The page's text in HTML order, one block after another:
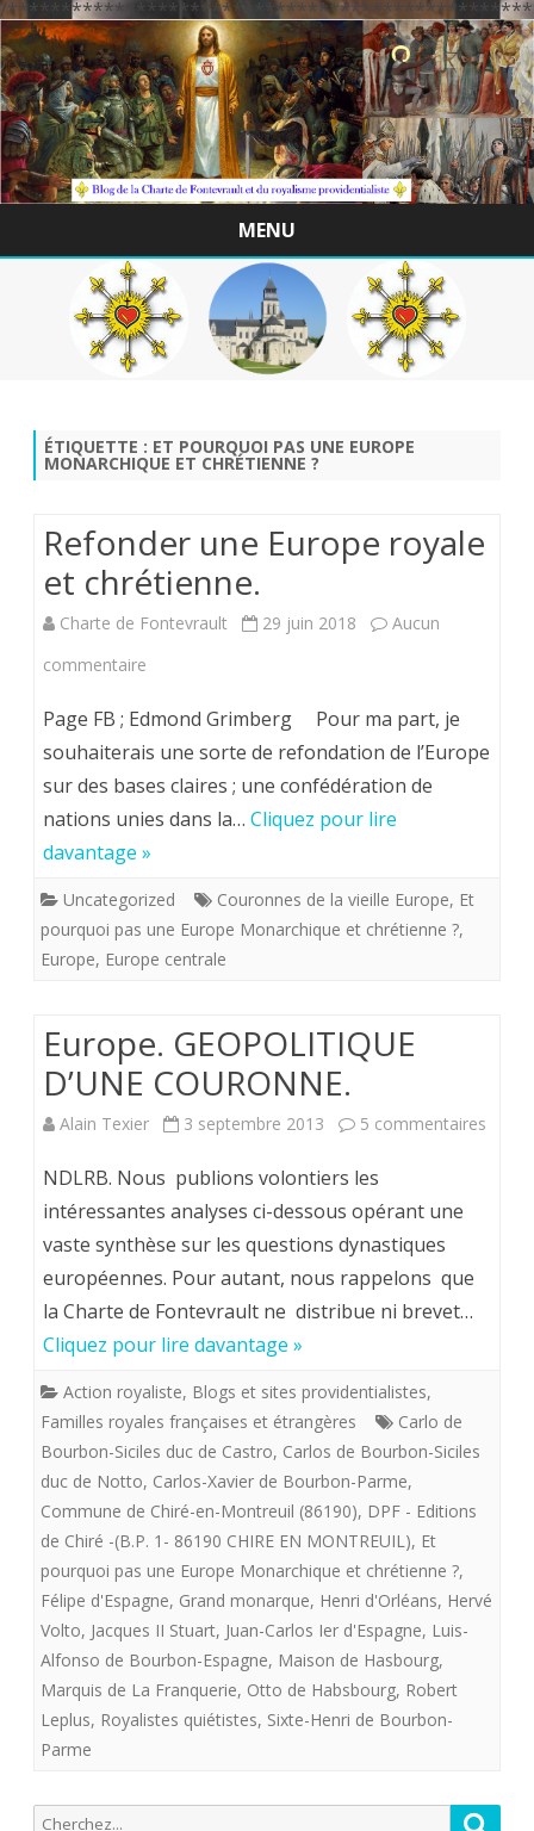
/
MENU
Skip
to
content
ÉTIQUETTE : ET POURQUOI PAS UNE EUROPE
MONARCHIQUE ET CHRÉTIENNE ?
Refonder une Europe royale
et chrétienne.
Charte de Fontevrault 29 juin 2018
Aucun
commentaire
une
Europe
royale
chrétienne.
Page FB ; Edmond Grimberg Pour ma part, je
souhaiterais une sorte de refondation de l’Europe
sur des bases claires ; une confédération de
nations unies dans la… Cliquez pour lire
davantage »
Uncategorized Couronnes de la vieille Europe, Et
pourquoi pas une Europe Monarchique et chrétienne ?,
Europe, Europe centrale
Europe. GEOPOLITIQUE
D’UNE COURONNE.
Alain Texier 3 septembre 2013 5 commentaires
NDLRB. Nous publions volontiers les
intéressantes analyses ci-dessous opérant une
vaste synthèse sur les questions dynastiques
européennes. Pour autant, nous rappelons que
la Charte de Fontevrault ne distribue ni brevet…
Cliquez pour lire davantage »
Action royaliste, Blogs et sites providentialistes,
Familles royales françaises et étrangères
Carlo de
Bourbon-Siciles duc de Castro, Carlos de Bourbon-Siciles
duc de Notto, Carlos-Xavier de Bourbon-Parme,
Commune de Chiré-en-Montreuil (86190), DPF - Editions
de Chiré -(B.P. 1- 86190 CHIRE EN MONTREUIL), Et
pourquoi pas une Europe Monarchique et chrétienne ?,
Félipe d'Espagne, Grand monarque, Henri d'Orléans, Hervé
Volto, Jacques II Stuart, Juan-Carlos Ier d'Espagne, Luis-
Alfonso de Bourbon-Espagne, Maison de Hasbourg,
Marquis de La Franquerie, Otto de Habsbourg, Robert
Leplus, Royalistes quiétistes, Sixte-Henri de Bourbon-
Parme
Recherche